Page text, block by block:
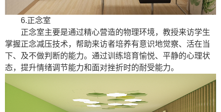
6.正念室
正念室主要是通过精心营造的物理环境，教授来访学生
掌握正念减压技术，帮助来访者培养有意识地觉察、活在当
下、及不做判断的能力。通过训练培育愉悦、平静的心理状
态，提升情绪调节能力和面对挫折时的耐受能力。